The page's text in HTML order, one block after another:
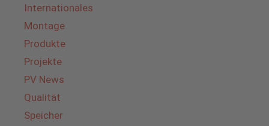
Internationales
Montage
Produkte
Projekte
PV News
Qualität
Speicher